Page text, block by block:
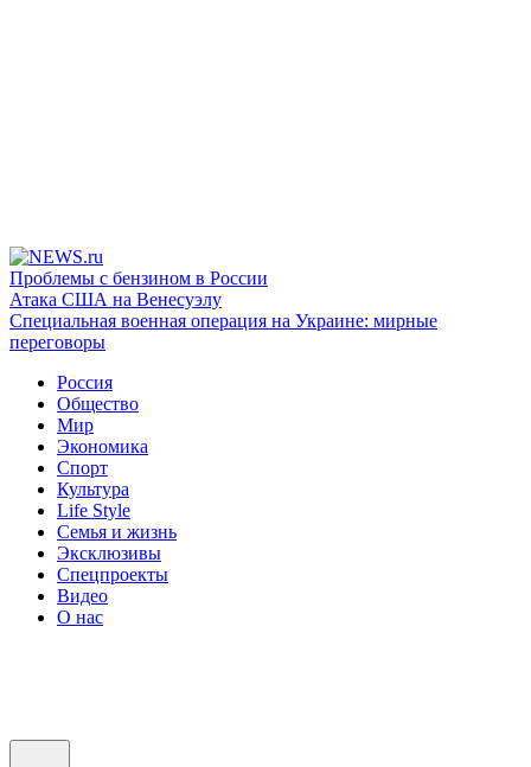
Проблемы с бензином в России
Атака США на Венесуэлу
Специальная военная операция на Украине: мирные
переговоры
Россия
Общество
Мир
Экономика
Спорт
Культура
Life Style
Семья и жизнь
Эксклюзивы
Спецпроекты
Видео
О нас